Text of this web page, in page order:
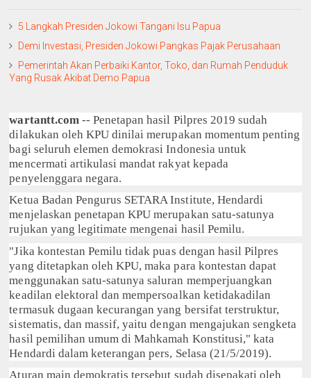
5 Langkah Presiden Jokowi Tangani Isu Papua
Demi Investasi, Presiden Jokowi Pangkas Pajak Perusahaan
Pemerintah Akan Perbaiki Kantor, Toko, dan Rumah Penduduk
Yang Rusak Akibat Demo Papua
wartantt.com -- Penetapan hasil Pilpres 2019 sudah
dilakukan oleh KPU dinilai merupakan momentum penting
bagi seluruh elemen demokrasi Indonesia untuk
mencermati artikulasi mandat rakyat kepada
penyelenggara negara.
Ketua Badan Pengurus SETARA Institute, Hendardi
menjelaskan penetapan KPU merupakan satu-satunya
rujukan yang legitimate mengenai hasil Pemilu.
"Jika kontestan Pemilu tidak puas dengan hasil Pilpres
yang ditetapkan oleh KPU, maka para kontestan dapat
menggunakan satu-satunya saluran memperjuangkan
keadilan elektoral dan mempersoalkan ketidakadilan
termasuk dugaan kecurangan yang bersifat terstruktur,
sistematis, dan massif, yaitu dengan mengajukan sengketa
hasil pemilihan umum di Mahkamah Konstitusi," kata
Hendardi dalam keterangan pers, Selasa (21/5/2019).
Aturan main demokratis tersebut sudah disepakati oleh